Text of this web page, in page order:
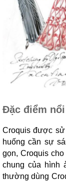
Đặc điểm
Croquis được sử
huống cần sự
gọn, Croquis
chung của hình
thường dùng